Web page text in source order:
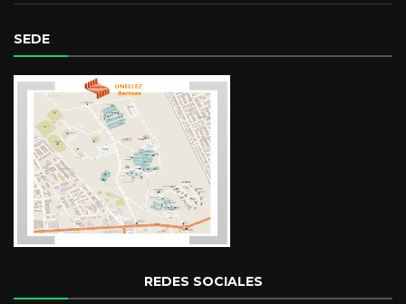
SEDE
REDES SOCIALES